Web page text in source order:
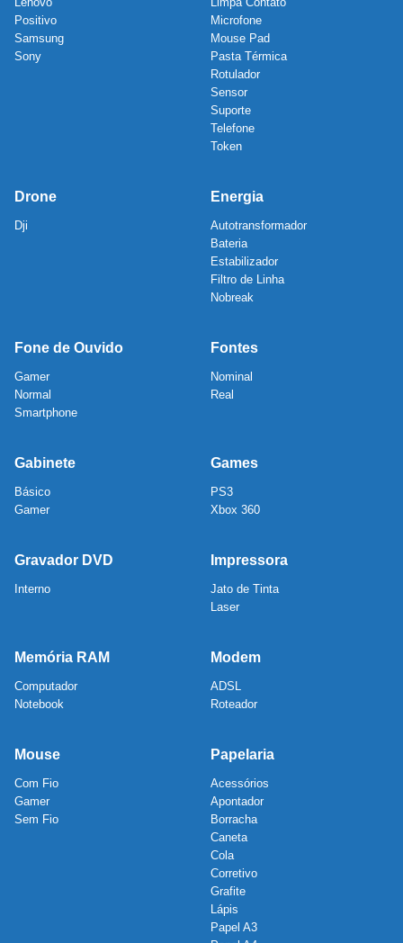
Positivo
Samsung
Sony
Microfone
Mouse Pad
Pasta Térmica
Rotulador
Sensor
Suporte
Telefone
Token
Drone
Dji
Energia
Autotransformador
Bateria
Estabilizador
Filtro de Linha
Nobreak
Fone de Ouvido
Gamer
Normal
Smartphone
Fontes
Nominal
Real
Gabinete
Básico
Gamer
Games
PS3
Xbox 360
Gravador DVD
Interno
Impressora
Jato de Tinta
Laser
Memória RAM
Computador
Notebook
Modem
ADSL
Roteador
Mouse
Com Fio
Gamer
Sem Fio
Papelaria
Acessórios
Apontador
Borracha
Caneta
Cola
Corretivo
Grafite
Lápis
Papel A3